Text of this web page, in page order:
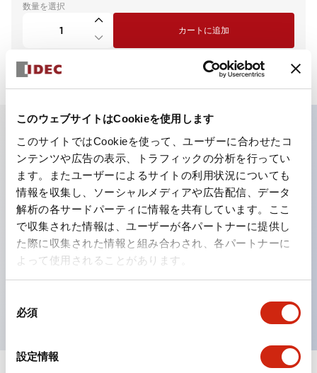
このウェブサイトはCookieを使用します
このサイトではCookieを使って、ユーザーに合わせたコ
ンテンツや広告の表示、トラフィックの分析を行ってい
ます。またユーザーによるサイトの利用状況についても
情報を収集し、ソーシャルメディアや広告配信、データ
解析の各サードパーティに情報を共有しています。ここ
で収集された情報は、ユーザーが各パートナーに提供し
た際に収集された情報と組み合わされ、各パートナーに
よって使用されることがあります。
必須
設定情報
数量を選択
カートに追加
主な特長
工作機械や産業機械を上下左右に頻繁に方向転換させると
きに、迅速・確実かつ自由自在にコントロールすることが
できます。
各方向のレバー動作は用途に合わせて組み合わせ自由
操作レバーをセンタ位置でロックできるインタロック付